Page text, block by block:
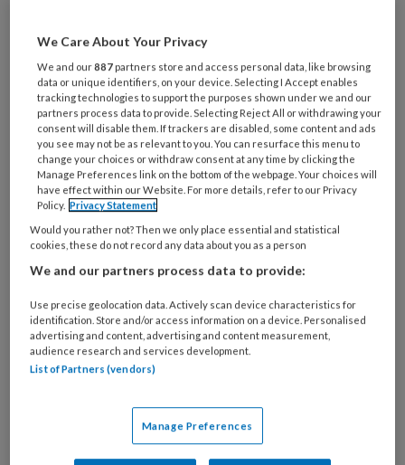
De middelbare school is voor Daan Heerma
van Voss de plek waar hij voor het eerst te
maken krijgt met paniekaanvallen. Zo erg, dat
hij het lokaal uitrent. Dit tot verbazing van
klasgenoten, die er niets van begrijpen – en
Daan zelf trouwens ook niet.
Later ontdekt Daan dat hij niet de enige in de
moeder, oma en ook zijn overgrootvader
hadden er last van. Daan schreef er een boek
over: De bange mens. Samen met
maakte hij bovendien De angstpodcast.
Tussen de lockdowns door spraken Daan en
Remy ervaringsdeskundigen en
We Care About Your Privacy
We and our887 partners store and access personal data, like browsing
data or unique identifiers, on your device. Selecting I Accept enables
tracking technologies to support the purposes shown under we and our
partners process data to provide. Selecting Reject All or withdrawing your
consent will disable them. If trackers are disabled, some content and ads
you see may not be as relevant to you. You can resurface this menu to
change your choices or withdraw consent at any time by clicking the
Manage Preferences link on the bottom of the webpage. Your choices will
have effect within our Website. For more details, refer to our Privacy
Policy. Privacy Statement
Would you rather not? Then we only place essential and statistical
cookies, these do not record any data about you as a person
We and our partners process data to provide:
Use precise geolocation data. Actively scan device characteristics for
identification. Store and/or access information on a device. Personalised
advertising and content, advertising and content measurement,
audience research and services development.
List of Partners (vendors)
Manage Preferences